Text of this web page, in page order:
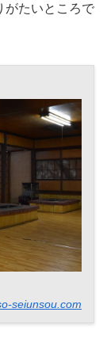
がたいところで
seiunsou.com